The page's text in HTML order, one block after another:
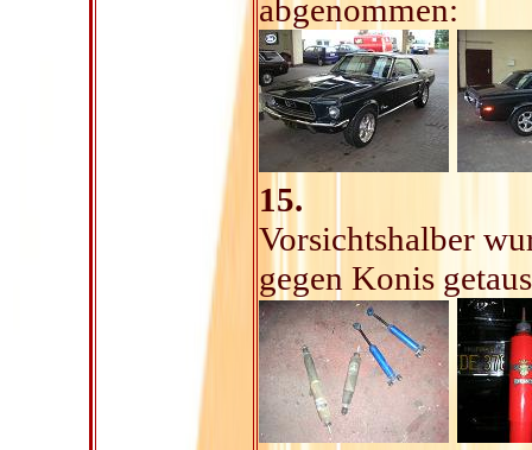
abgenommen:
15.
Vorsichtshalber
gegen Konis